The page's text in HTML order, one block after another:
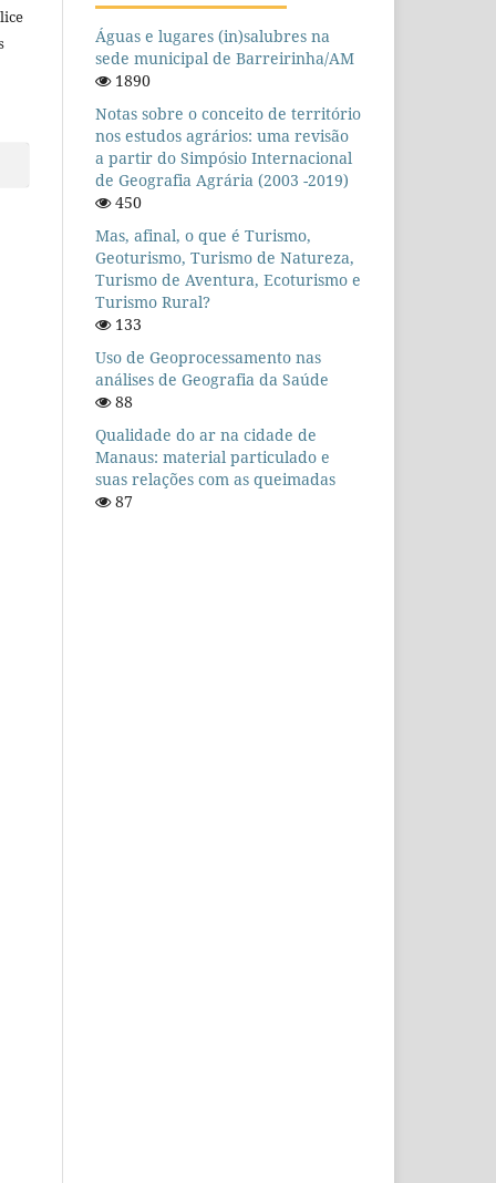
Águas e lugares (in)salubres na
sede municipal de Barreirinha/AM
1890
Notas sobre o conceito de território
nos estudos agrários: uma revisão
a partir do Simpósio Internacional
de Geografia Agrária (2003 -2019)
450
Mas, afinal, o que é Turismo,
Geoturismo, Turismo de Natureza,
Turismo de Aventura, Ecoturismo e
Turismo Rural?
133
Uso de Geoprocessamento nas
análises de Geografia da Saúde
88
Qualidade do ar na cidade de
Manaus: material particulado e
suas relações com as queimadas
87